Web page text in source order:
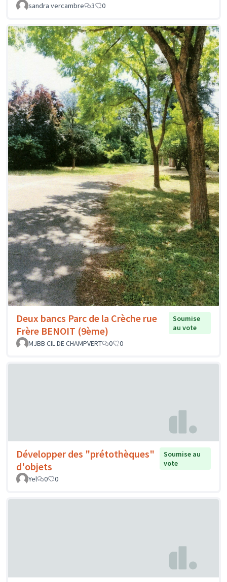
sandra vercambre
3 0
Deux bancs Parc de la Crèche rue
Frère BENOIT (9ème)
Soumise
au vote
MJBB CIL DE CHAMPVERT
0 0
Développer des "prétothèques"
d'objets
Soumise au
vote
Yel
0 0